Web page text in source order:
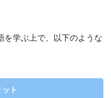
を学ぶ上で、以下のような
ト